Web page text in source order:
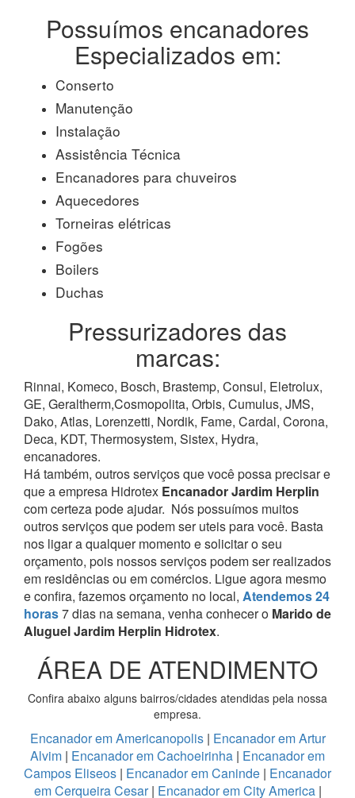
Possuímos encanadores
Especializados em:
Conserto
Manutenção
Instalação
Assistência Técnica
Encanadores para chuveiros
Aquecedores
Torneiras elétricas
Fogões
Boilers
Duchas
Pressurizadores das
marcas:
Rinnai, Komeco, Bosch, Brastemp, Consul, Eletrolux,
GE, Geraltherm,Cosmopolita, Orbis, Cumulus, JMS,
Dako, Atlas, Lorenzetti, Nordik, Fame, Cardal, Corona,
Deca, KDT, Thermosystem, Sistex, Hydra,
encanadores.
Há também, outros serviços que você possa precisar e
que a empresa Hidrotex Encanador Jardim Herplin
com certeza pode ajudar. Nós possuímos muitos
outros serviços que podem ser uteis para você. Basta
nos ligar a qualquer momento e solicitar o seu
orçamento, pois nossos serviços podem ser realizados
em residências ou em comércios. Ligue agora mesmo
e confira, fazemos orçamento no local, Atendemos 24
horas7 dias na semana, venha conhecer o Marido de
Aluguel Jardim Herplin Hidrotex.
ÁREA DE ATENDIMENTO
Confira abaixo alguns bairros/cidades atendidas pela nossa
empresa.
Encanador em Americanopolis | Encanador em Artur
Alvim | Encanador em Cachoeirinha | Encanador em
Campos Eliseos | Encanador em Caninde | Encanador
em Cerqueira Cesar| Encanador em City America |